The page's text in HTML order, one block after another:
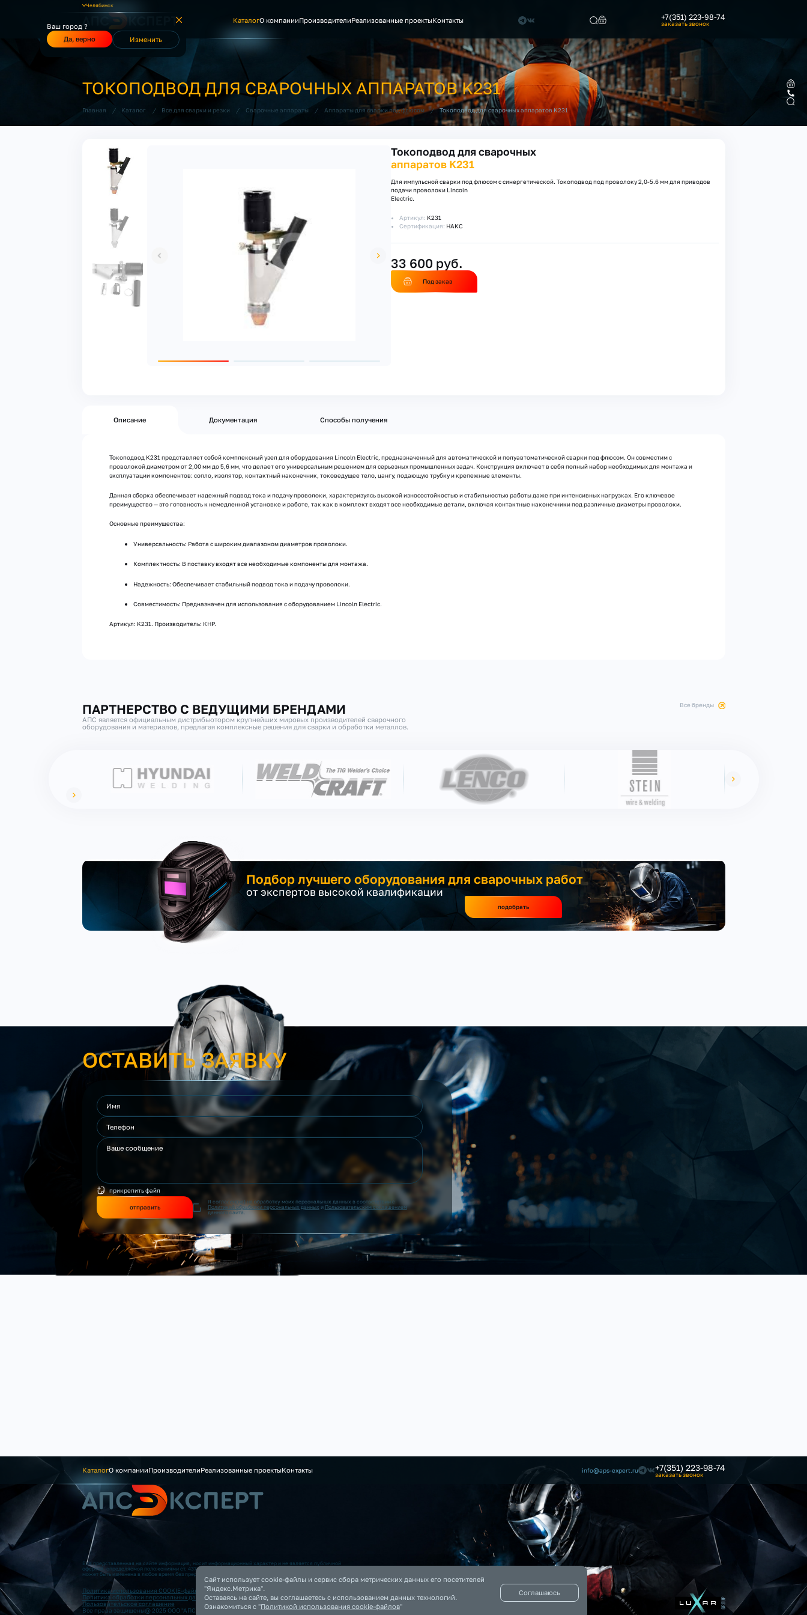
Челябинск
Ваш город ?
Да, верно
Изменить
КаталогО компанииПроизводителиРеализованные проектыКонтакты +7(351) 223-98-74
заказать звонок
ТОКОПОДВОД ДЛЯ СВАРОЧНЫХ АППАРАТОВ K231
Главная / Каталог / Все для сварки и резки / Сварочные аппараты / Аппараты для сварки под флюсом / Токоподвод для сварочных аппаратов K231
Токоподвод для сварочных
аппаратов K231
Для импульсной сварки под флюсом с синергетической. Токоподвод под проволоку 2,0-5.6 мм для приводов
подачи проволоки Lincoln
Electric.
Артикул: K231
Сертификация: НАКС
33 600 руб.
Под заказ
Описание Документация Способы получения
Токоподвод K231 представляет собой комплексный узел для оборудования Lincoln Electric, предназначенный для автоматической и полуавтоматической сварки под флюсом. Он совместим с
проволокой диаметром от 2,00 мм до 5,6 мм, что делает его универсальным решением для серьезных промышленных задач. Конструкция включает в себя полный набор необходимых для монтажа и
эксплуатации компонентов: сопло, изолятор, контактный наконечник, токоведущее тело, цангу, подающую трубку и крепежные элементы.
Данная сборка обеспечивает надежный подвод тока и подачу проволоки, характеризуясь высокой износостойкостью и стабильностью работы даже при интенсивных нагрузках. Его ключевое
преимущество — это готовность к немедленной установке и работе, так как в комплект входят все необходимые детали, включая контактные наконечники под различные диаметры проволоки.
Основные преимущества:
Универсальность: Работа с широким диапазоном диаметров проволоки.
Комплектность: В поставку входят все необходимые компоненты для монтажа.
Надежность: Обеспечивает стабильный подвод тока и подачу проволоки.
Совместимость: Предназначен для использования с оборудованием Lincoln Electric.
Артикул: K231. Производитель: КНР.
ПАРТНЕРСТВО С ВЕДУЩИМИ БРЕНДАМИ
АПС является официальным дистрибьютором крупнейших мировых производителей сварочного
оборудования и материалов, предлагая комплексные решения для сварки и обработки металлов.
все бренды
Подбор лучшего оборудования для сварочных работ
от экспертов высокой квалификации
подобрать
ОСТАВИТЬ ЗАЯВКУ
прикрепить файл
отправить
Я согласен(на) на обработку моих персональных данных в соответствии с
Политикой обработки персональных данных и Пользовательским соглашением
данного сайта.
КаталогО компанииПроизводителиРеализованные проектыКонтакты info@aps-expert.ru +7(351) 223-98-74
заказать звонок
Вся представленная на сайте информация, носит информационный характер и не является публичной
офертой, определяемой положениями ст. 437 (2) ГК РФ. Опубликованная на данном сайте информация
может быть изменена в любое время без предварительного уведомления.
Политика использования COOKIE-файлов
Политика обработки персональных данных
Пользовательское соглашение
Все права защищены@ 2025 ООО "АПС”. Все права защищены
Сайт использует cookie-файлы и сервис сбора метрических данных его посетителей
"Яндекс.Метрика".
Оставаясь на сайте, вы соглашаетесь с использованием данных технологий.
Ознакомиться с "Политикой использования cookie-файлов"
Соглашаюсь